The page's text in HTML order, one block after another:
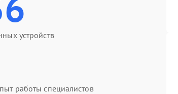
устройств
работы специалистов